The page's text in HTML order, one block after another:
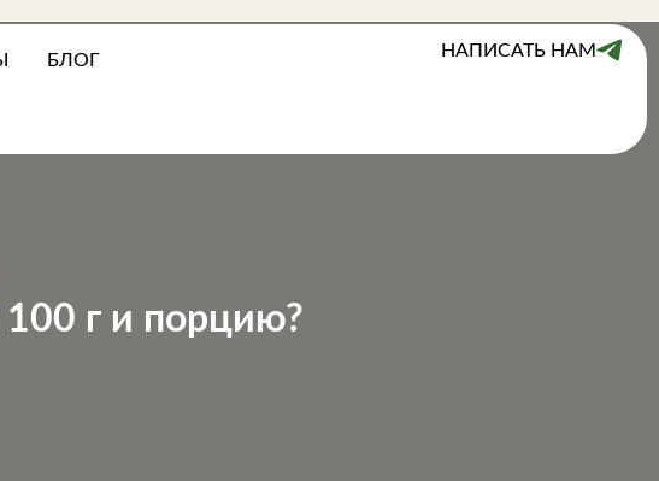
БЛОГ НАПИСАТЬ НАМ
100 г и порцию?